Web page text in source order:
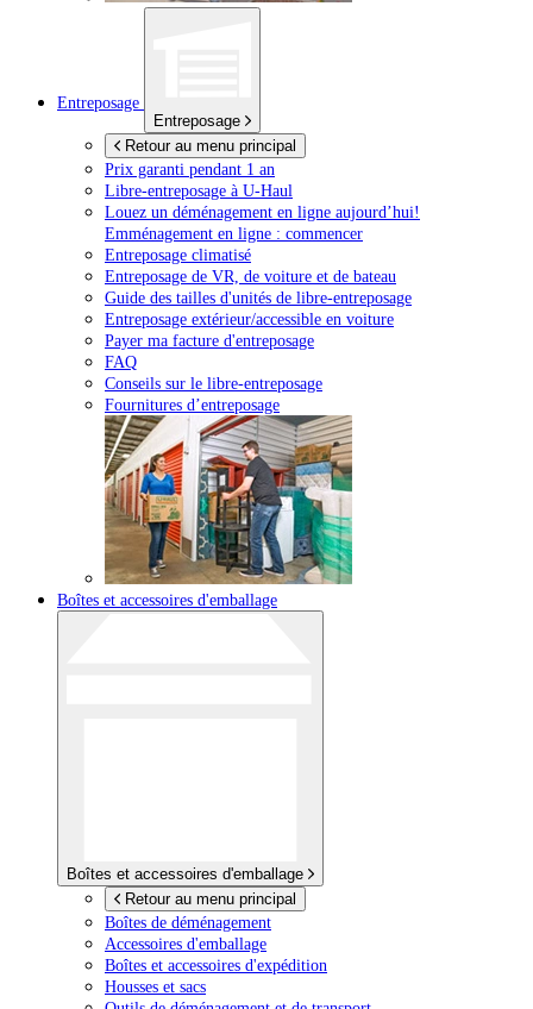
Entreposage
Entreposage
Retour au menu principal
Prix garanti pendant 1 an
Libre-entreposage à U-Haul
Louez un déménagement en ligne aujourd’hui!
Emménagement en ligne : commencer
Entreposage climatisé
Entreposage de VR, de voiture et de bateau
Guide des tailles d'unités de libre-entreposage
Entreposage extérieur/accessible en voiture
Payer ma facture d'entreposage
FAQ
Conseils sur le libre-entreposage
Fournitures d’entreposage
Boîtes et accessoires d'emballage
Boîtes et accessoires d'emballage
Retour au menu principal
Boîtes de déménagement
Accessoires d'emballage
Boîtes et accessoires d'expédition
Housses et sacs